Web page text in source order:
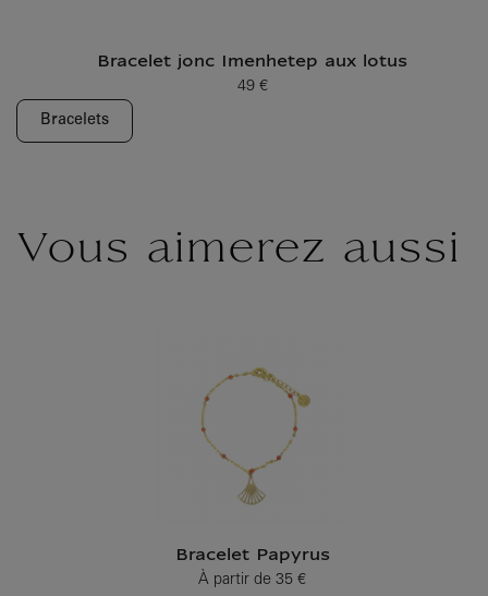
Bracelet jonc Imenhetep aux lotus
Prix ​​actuel
49 €
Bracelets
Vous aimerez aussi
Bracelet Papyrus
À partir dePrix ​​actuel
35 €